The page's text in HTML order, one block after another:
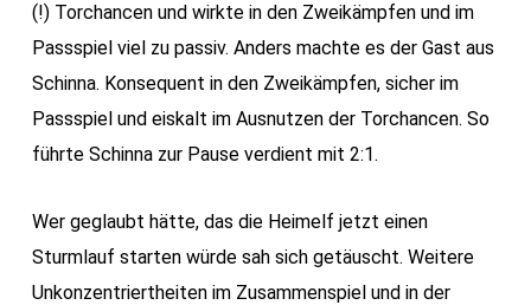
(!) Torchancen und wirkte in den Zweikämpfen und im
Passspiel viel zu passiv. Anders machte es der Gast aus
Schinna. Konsequent in den Zweikämpfen, sicher im
Passspiel und eiskalt im Ausnutzen der Torchancen. So
führte Schinna zur Pause verdient mit 2:1.
Wer geglaubt hätte, das die Heimelf jetzt einen
Sturmlauf starten würde sah sich getäuscht. Weitere
Unkonzentriertheiten im Zusammenspiel und in der